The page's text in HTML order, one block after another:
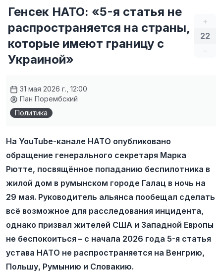
+
22
–
Генсек НАТО: «5-я статья не
распространяется на страны,
которые имеют границу с
Украиной»
31 мая 2026 г., 12:00
Пан Порембский
Политика
На YouTube-канале НАТО опубликовано
обращение генерального секретаря Марка
Рютте, посвящённое попаданию беспилотника в
жилой дом в румынском городе Галац в ночь на
29 мая. Руководитель альянса пообещал сделать
всё возможное для расследования инцидента,
однако призвал жителей США и Западной Европы
не беспокоиться – с начала 2026 года 5-я статья
устава НАТО не распространяется на Венгрию,
Польшу, Румынию и Словакию.